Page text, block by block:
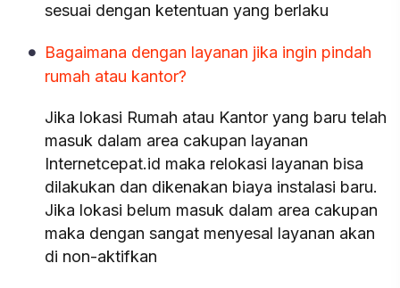
sesuai dengan ketentuan yang berlaku
Bagaimana dengan layanan jika ingin pindah
rumah atau kantor?
Jika lokasi Rumah atau Kantor yang baru telah
masuk dalam area cakupan layanan
Internetcepat.id maka relokasi layanan bisa
dilakukan dan dikenakan biaya instalasi baru.
Jika lokasi belum masuk dalam area cakupan
maka dengan sangat menyesal layanan akan
di non-aktifkan